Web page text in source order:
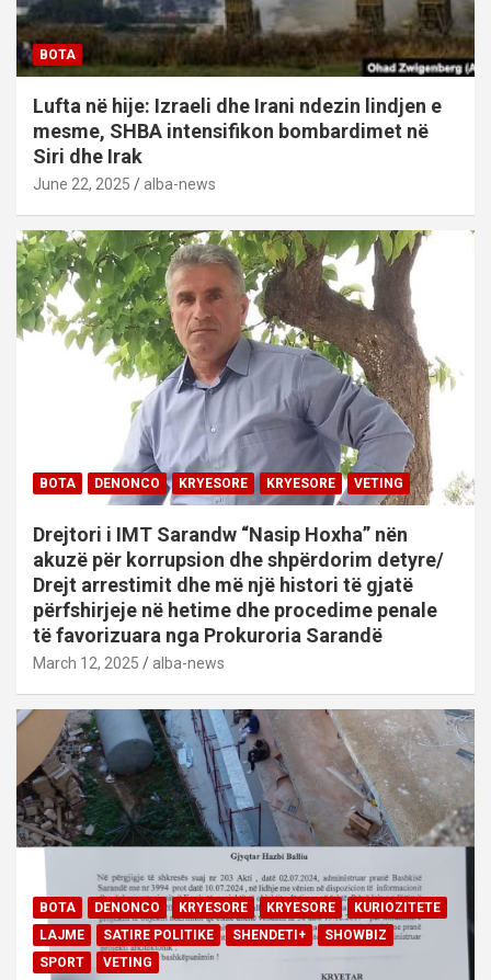
BOTA
Lufta në hije: Izraeli dhe Irani ndezin lindjen e
mesme, SHBA intensifikon bombardimet në
Siri dhe Irak
June 22, 2025 alba-news
BOTA DENONCO KRYESORE KRYESORE VETING
Drejtori i IMT Sarandw “Nasip Hoxha” nën
akuzë për korrupsion dhe shpërdorim detyre/
Drejt arrestimit dhe më një histori të gjatë
përfshirjeje në hetime dhe procedime penale
të favorizuara nga Prokuroria Sarandë
March 12, 2025 alba-news
BOTA DENONCO KRYESORE KRYESORE
KURIOZITETE
LAJME
SATIRE POLITIKE SHENDETI+
SHOWBIZ
SPORT
VETING